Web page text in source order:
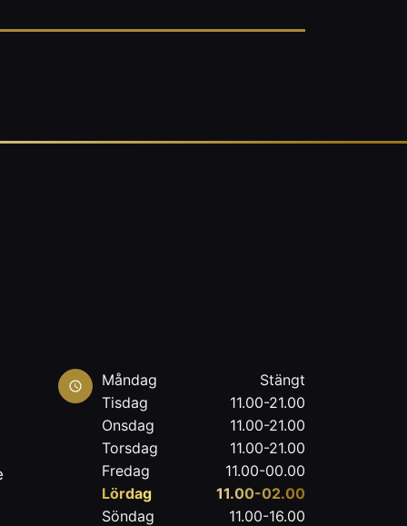
Måndag
Stängt
Tisdag
11.00-21.00
Onsdag
11.00-21.00
Torsdag
11.00-21.00
Fredag
11.00-00.00
Lördag
11.00-02.00
Söndag
11.00-16.00